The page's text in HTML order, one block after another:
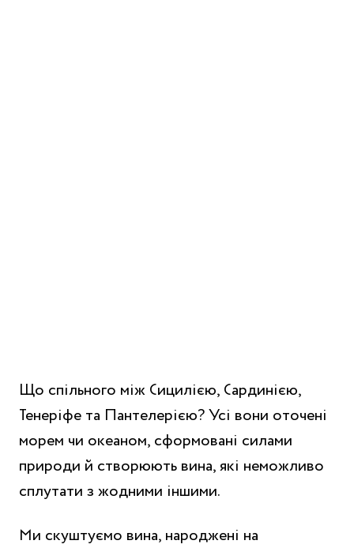
Що спільного між Сицилією, Сардинією,
Тенеріфе та Пантелерією? Усі вони оточені
морем чи океаном, сформовані силами
природи й створюють вина, які неможливо
сплутати з жодними іншими.
Ми скуштуємо вина, народжені на